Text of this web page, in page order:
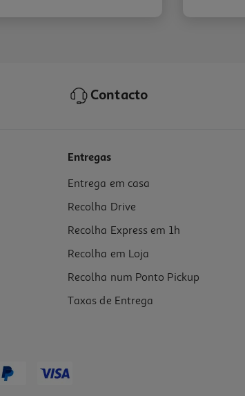
Contacto
Entregas
Entrega em casa
Recolha Drive
Recolha Express em 1h
Recolha em Loja
Recolha num Ponto Pickup
Taxas de Entrega